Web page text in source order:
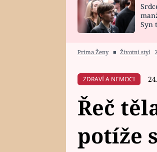
HOROSKOP NA
Syn
Prima Ženy ■ Životní styl
ZDRAVÍ A NEMOCI
Řeč
potíže